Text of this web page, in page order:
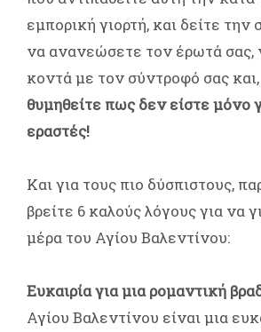
εμπορική γιορτή, και δείτε την
να ανανεώσετε τον έρωτά σας,
κοντά με τον σύντροφό σας
θυμηθείτε πως δεν είστε μόνο
εραστές!
Και για τους πιο δύσπιστους,
βρείτε 6 καλούς λόγους για να
μέρα του Αγίου Βαλεντίνου:
Ευκαιρία για μια ρομαντική
Αγίου Βαλεντίνου είναι μια